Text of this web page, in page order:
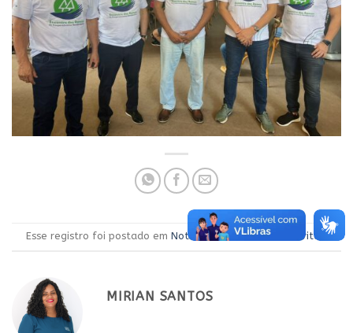
Esse registro foi postado em Notícias .Adicione aos favoritos .
MIRIAN SANTOS